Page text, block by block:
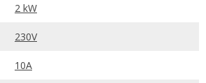
2 kW
230V
10A